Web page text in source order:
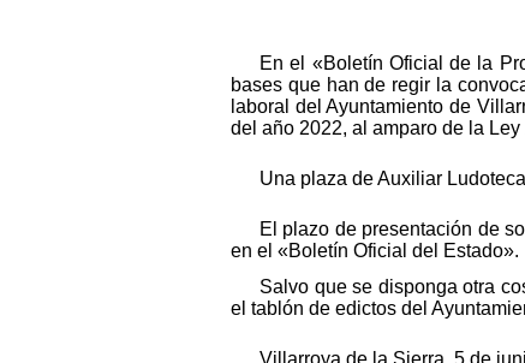
En el «Boletín Oficial de la
bases que han de regir la
laboral del Ayuntamiento de
del año 2022, al amparo de la
Una plaza de Auxiliar
El plazo de presentación de
en el «Boletín Oficial del Estado».
Salvo que se disponga otra
el tablón de edictos del
Villarroya de la Sierra, 5 de